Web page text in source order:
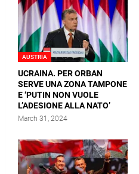
AUSTRIA
UCRAINA. PER ORBAN
SERVE UNA ZONA TAMPONE
E ‘PUTIN NON VUOLE
L’ADESIONE ALLA NATO’
March 31, 2024